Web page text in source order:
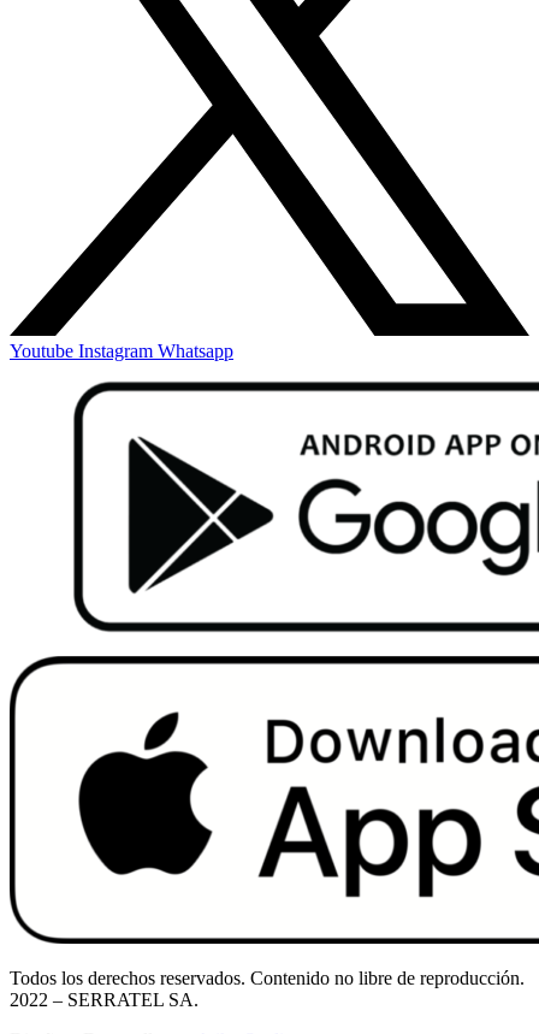
Youtube Instagram Whatsapp
Todos los derechos reservados. Contenido no libre de reproducción.
2022 – SERRATEL SA.